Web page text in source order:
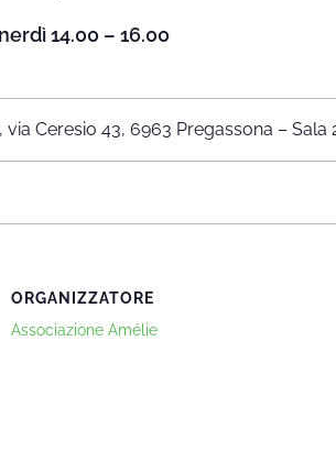
14.00 – 16.00
via Ceresio 43, 6963 Pregassona – Sala
ORGANIZZATORE
Associazione Amélie